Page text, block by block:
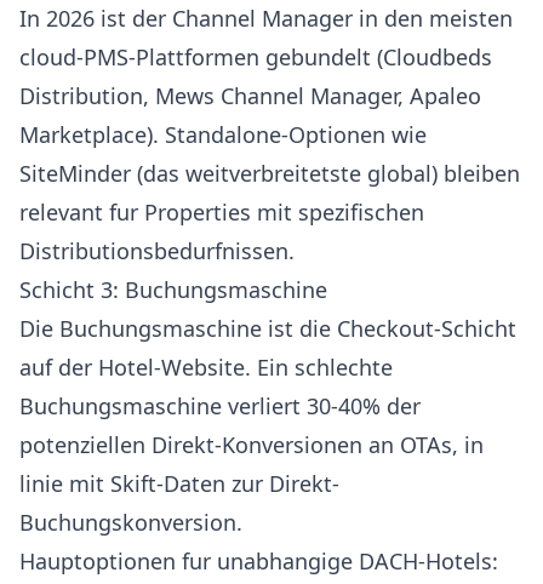
In 2026 ist der Channel Manager in den meisten
cloud-PMS-Plattformen gebundelt (Cloudbeds
Distribution, Mews Channel Manager, Apaleo
Marketplace). Standalone-Optionen wie
SiteMinder (das weitverbreitetste global) bleiben
relevant fur Properties mit spezifischen
Distributionsbedurfnissen.
Schicht 3: Buchungsmaschine
Die Buchungsmaschine ist die Checkout-Schicht
auf der Hotel-Website. Ein schlechte
Buchungsmaschine verliert 30-40% der
potenziellen Direkt-Konversionen an OTAs, in
linie mit Skift-Daten zur Direkt-
Buchungskonversion.
Hauptoptionen fur unabhangige DACH-Hotels: